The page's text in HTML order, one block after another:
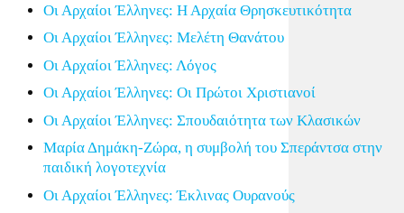
Οι Αρχαίοι Έλληνες: Η Αρχαία Θρησκευτικότητα
Οι Αρχαίοι Έλληνες: Μελέτη Θανάτου
Οι Αρχαίοι Έλληνες: Λόγος
Οι Αρχαίοι Έλληνες: Οι Πρώτοι Χριστιανοί
Οι Αρχαίοι Έλληνες: Σπουδαιότητα των Κλασικών
Μαρία Δημάκη-Ζώρα, η συμβολή του Σπεράντσα στην
παιδική λογοτεχνία
Οι Αρχαίοι Έλληνες: Έκλινας Ουρανούς